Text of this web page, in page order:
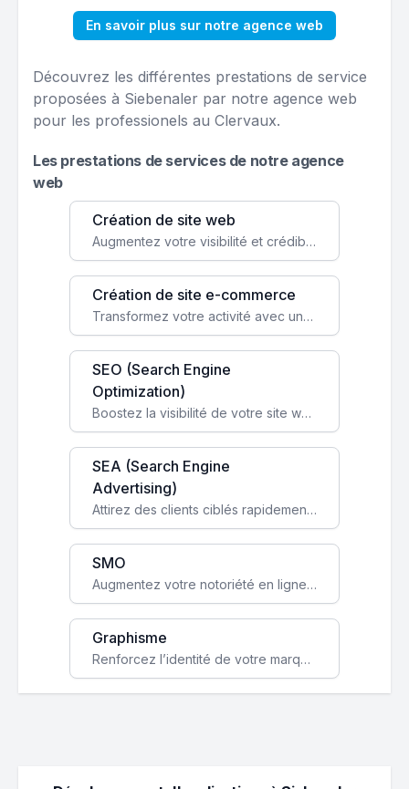
En savoir plus sur notre agence web
Découvrez les différentes prestations de service
proposées à Siebenaler par notre agence web
pour les professionels au Clervaux.
Les prestations de services de notre agence
web
Création de site web
Augmentez votre visibilité et crédibilité en ligne avec un site web performant, conçu pour attirer plus de clients.
Création de site e-commerce
Transformez votre activité avec une boutique en ligne, accessible à l'échelle mondiale 24/7.
SEO (Search Engine
Optimization)
Boostez la visibilité de votre site web sur Google et attirez du trafic qualifié grâce à nos stratégies SEO.
SEA (Search Engine
Advertising)
Attirez des clients ciblés rapidement avec des campagnes publicitaires payantes optimisées pour vos objectifs.
SMO
Augmentez votre notoriété en ligne et stimulez la croissance de votre entreprise grâce à une stratégie sociale sur mesure.
Graphisme
Renforcez l’identité de votre marque avec un design unique qui capte l’attention et engage vos clients.